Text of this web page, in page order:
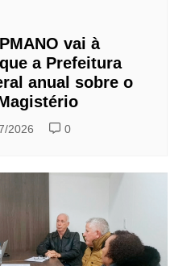
vai à
a Prefeitura
anual sobre o
2026 0